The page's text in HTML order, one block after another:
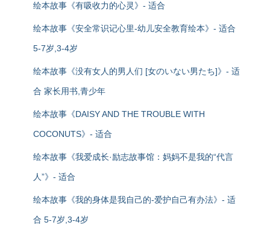
绘本故事《有吸收力的心灵》- 适合
绘本故事《安全常识记心里-幼儿安全教育绘本》- 适合
5-7岁,3-4岁
绘本故事《没有女人的男人们 [女のいない男たち]》- 适
合 家长用书,青少年
绘本故事《DAISY AND THE TROUBLE WITH
COCONUTS》- 适合
绘本故事《我爱成长·励志故事馆：妈妈不是我的“代言
人”》- 适合
绘本故事《我的身体是我自己的-爱护自己有办法》- 适
合 5-7岁,3-4岁